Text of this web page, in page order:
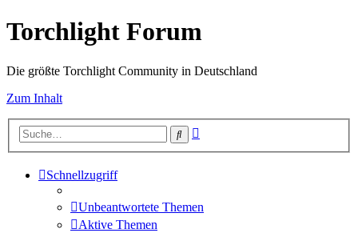
Torchlight Forum
Die größte Torchlight Community in Deutschland
Zum Inhalt
Suche
Schnellzugriff
Unbeantwortete Themen
Aktive Themen